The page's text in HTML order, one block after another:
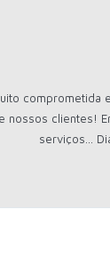
nossos clientes!
serviços...